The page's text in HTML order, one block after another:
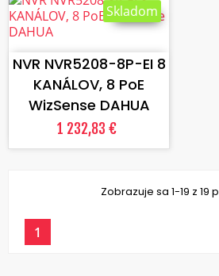
VLOŽIŤ DO KOŠÍKA
NVR NVR5208-8P-EI 8
KANÁLOV, 8 PoE
WizSense DAHUA
1 232,83 €
Skladom
Zobrazuje sa 1-19 z 19
1